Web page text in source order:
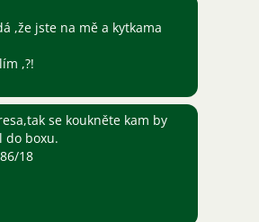
,že jste na mě a kytkama
,?!
se koukněte kam by
do boxu.
18